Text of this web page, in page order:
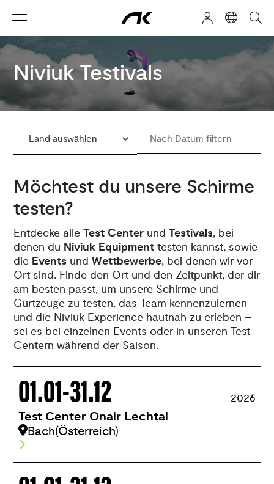
Niviuk Testivals
Möchtest du unsere Schirme
testen?
Entdecke alleTest Center undTestivals, bei
denen du Niviuk Equipment testen kannst, sowie
die Events undWettbewerbe, bei denen wir vor
Ort sind. Finde den Ort und den Zeitpunkt, der dir
am besten passt, um unsere Schirme und
Gurtzeuge zu testen, das Team kennenzulernen
und die Niviuk Experience hautnah zu erleben –
sei es bei einzelnen Events oder in unseren Test
Centern während der Saison.
01.01-31.12 2026
Test Center Onair Lechtal
Bach(Österreich)